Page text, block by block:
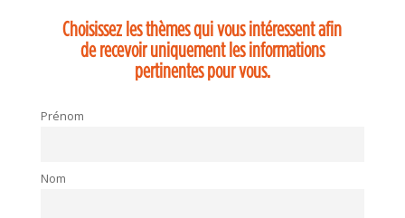
Choisissez les thèmes qui vous intéressent afin
de recevoir uniquement les informations
pertinentes pour vous.
Prénom
Nom